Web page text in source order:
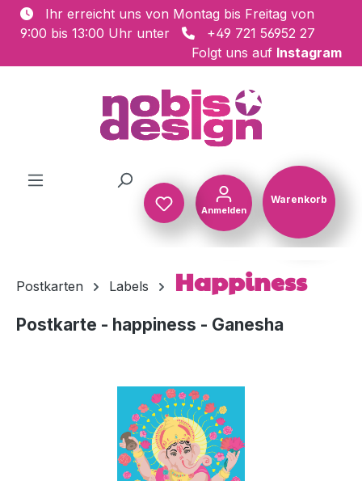
Zum Hauptinhalt springen
Ihr erreicht uns von Montag bis Freitag von
9:00 bis 13:00 Uhr unter
+49 721 56952 27
Folgt uns auf Instagram
Anmelden
Warenkorb
Postkarten Labels Happiness
Postkarte - happiness - Ganesha
Bildergalerie überspringen